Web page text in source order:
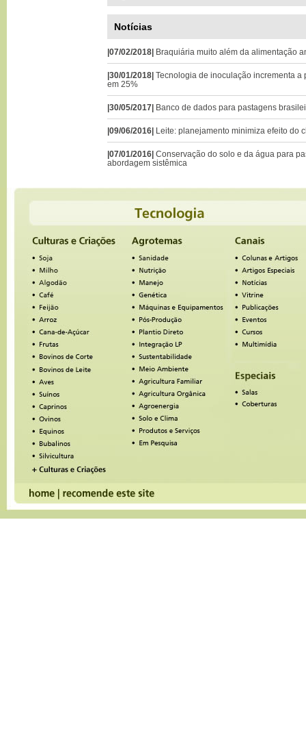
Notícias
|07/02/2018| Braquiária muito além da alimentação
|30/01/2018| Tecnologia de inoculação incrementa
em 25%
|30/05/2017| Banco de dados para pastagens
|09/06/2016| Leite: planejamento minimiza efeito do
|07/01/2016| Conservação do solo e da água para
abordagem sistêmica